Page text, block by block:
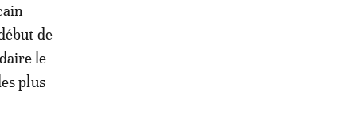
de
le
plus